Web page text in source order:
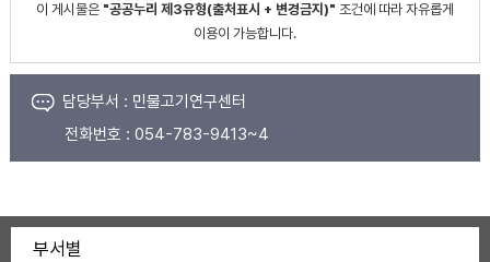
이 게시물은 "공공누리 제3유형(출처표시 + 변경금지)" 조건에 따라 자유롭게
이용이 가능합니다.
담당부서 : 민물고기연구센터
전화번호 : 054-783-9413~4
부서별